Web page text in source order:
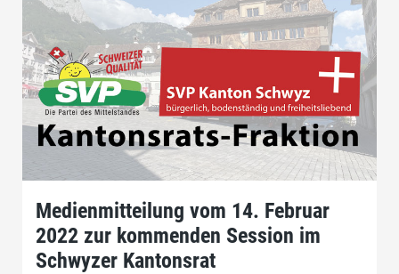
Medienmitteilung vom 14. Februar
2022 zur kommenden Session im
Schwyzer Kantonsrat